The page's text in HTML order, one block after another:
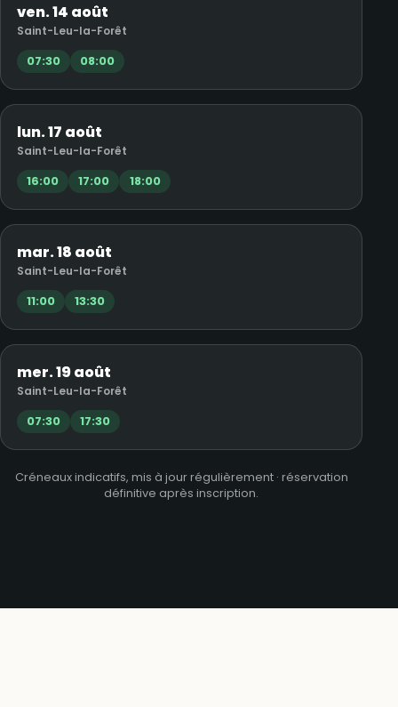
ven. 14 août
Saint-Leu-la-Forêt
07:30 08:00
lun. 17 août
Saint-Leu-la-Forêt
16:00 17:00 18:00
mar. 18 août
Saint-Leu-la-Forêt
11:00 13:30
mer. 19 août
Saint-Leu-la-Forêt
07:30 17:30
Créneaux indicatifs, mis à jour régulièrement · réservation
définitive après inscription.